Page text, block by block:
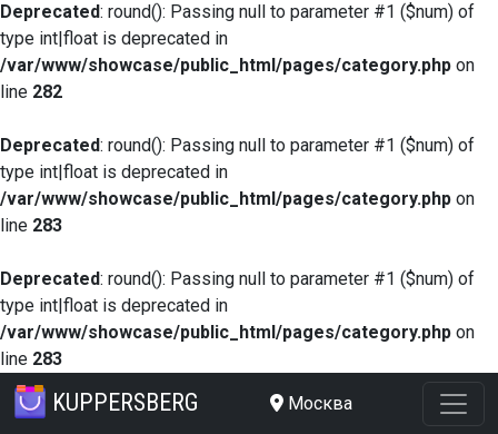
Deprecated: round(): Passing null to parameter #1 ($num) of
type int|float is deprecated in
/var/www/showcase/public_html/pages/category.php on
line 282
Deprecated: round(): Passing null to parameter #1 ($num) of
type int|float is deprecated in
/var/www/showcase/public_html/pages/category.php on
line 283
Deprecated: round(): Passing null to parameter #1 ($num) of
type int|float is deprecated in
/var/www/showcase/public_html/pages/category.php on
line 283
KUPPERSBERG Москва